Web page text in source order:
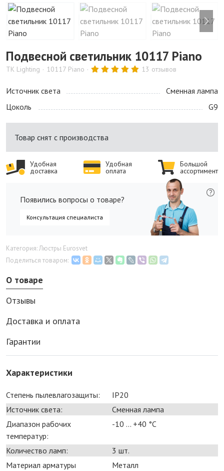
Подвесной светильник 10117 Piano
TK Lighting 10117 Piano 13 отзывов
Источник света
Сменная лампа
Цоколь
G9
Товар снят с производства
Удобная
доставка
Удобная
оплата
Большой
ассортимент
Появились вопросы о товаре?
Консультация специалиста
Категория: Люстры Eurosvet
Поделиться товаром:
О товаре
Отзывы
Доставка и оплата
Гарантии
Характеристики
Степень пылевлагозащиты:
IP20
Источник света:
Сменная лампа
Диапазон рабочих
температур:
-10 ... +40 °С
Количество ламп:
3 шт.
Материал арматуры
Металл